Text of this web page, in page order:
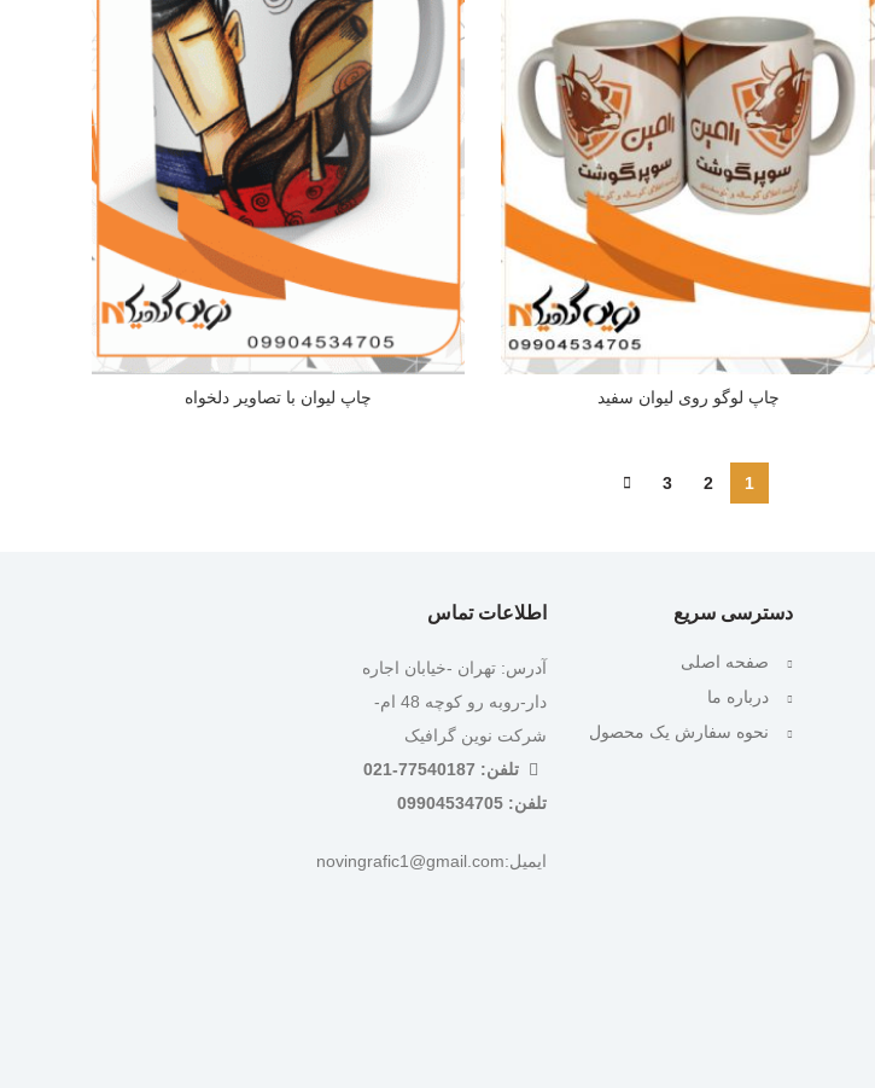
چاپ لوگو روی لیوان سفید چاپ لیوان با تصاویر دلخواه
1
2
3
دسترسی سریع
صفحه اصلی
درباره ما
نحوه سفارش یک محصول
اطلاعات تماس
آدرس: تهران -خیابان اجاره
دار-روبه رو کوچه 48 ام-
شرکت نوین گرافیک
تلفن: 77540187-021
تلفن: 09904534705
ایمیل:novingrafic1@gmail.com